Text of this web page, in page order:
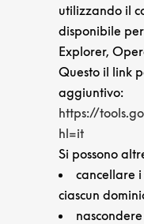
utilizzando il
disponibile
Explorer,
Questo il link
aggiuntivo:
https://
hl=it
Si possono
cancellare
ciascun